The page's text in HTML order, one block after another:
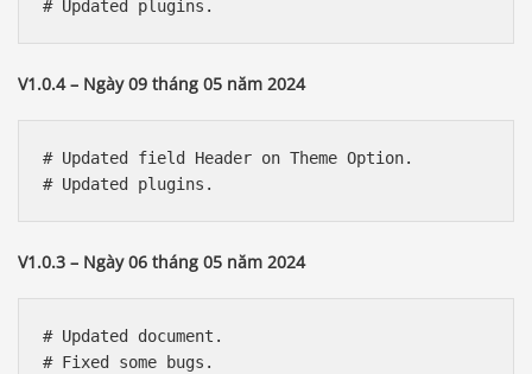
V1.0.4 – Ngày 09 tháng 05 năm 2024
# Updated field Header on Theme Option.
V1.0.3 – Ngày 06 tháng 05 năm 2024
# Updated document.
# Fixed some bugs.